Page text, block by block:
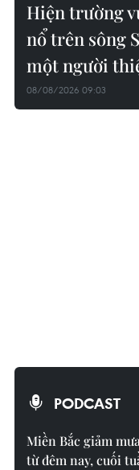
Hiện trường
nổ trên sông
một người
08/08/2026 09:03
PODCAST
Miền Bắc giảm mưa
từ đêm nay, cuối